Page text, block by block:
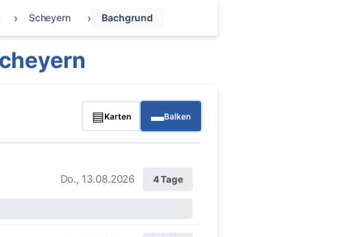
Scheyern Bachgrund
▤Karten ▬Balken
Do., 13.08.2026 4 Tage